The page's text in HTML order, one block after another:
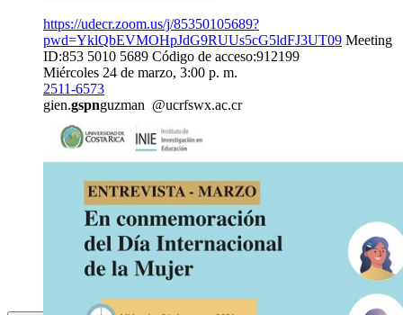
https://udecr.zoom.us/j/85350105689?
pwd=YklQbEVMOHpJdG9RUUs5cG5ldFJ3UT09 Meeting
ID:853 5010 5689 Código de acceso:912199
Miércoles 24 de marzo, 3:00 p. m.
2511-6573
gien.gspnguzman @ucrfswx.ac.cr